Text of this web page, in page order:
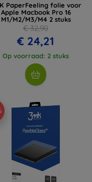
PaperFeeling folie voor
Apple Macbook Pro 16
M1/M2/M3/M4 2 stuks
€ 32,90
€ 24,21
Op voorraad: 2 stuks